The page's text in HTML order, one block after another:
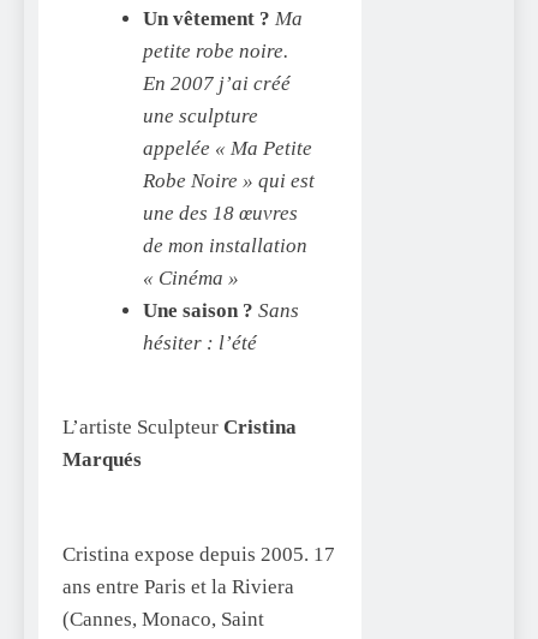
Un vêtement ? Ma
petite robe noire.
En 2007 j’ai créé
une sculpture
appelée « Ma Petite
Robe Noire » qui est
une des 18 œuvres
de mon installation
« Cinéma »
Une saison ? Sans
hésiter : l’été
L’artiste Sculpteur Cristina
Marqués
Cristina expose depuis 2005. 17
ans entre Paris et la Riviera
(Cannes, Monaco, Saint